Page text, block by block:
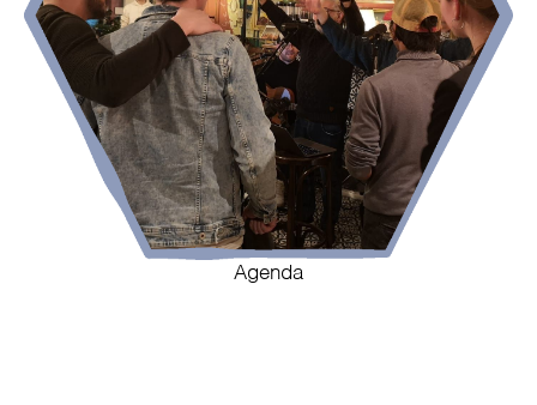
Agenda